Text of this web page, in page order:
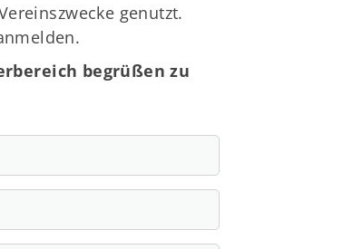
genutzt.
.
begrüßen zu
41